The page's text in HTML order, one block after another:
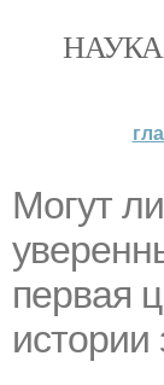
Могут
первая